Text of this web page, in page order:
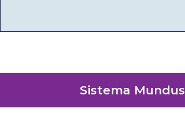
Sistema Mundus